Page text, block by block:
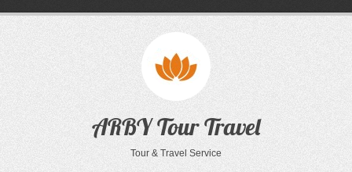
ARBY Tour Travel
Tour & Travel Service